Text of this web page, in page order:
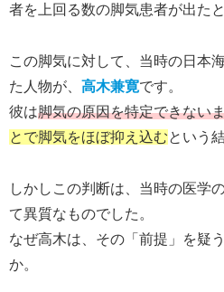
者を上回る数の脚気患者が出た
この脚気に対して、当時の日本
た人物が、 高木兼寛です。
彼は脚気の原因を特定できない
とで脚気をほぼ抑え込むという
しかしこの判断は、当時の医学
て異質なものでした。
なぜ高木は、その「前提」を疑
か。